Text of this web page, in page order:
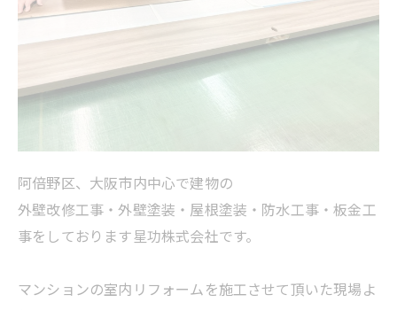
阿倍野区、大阪市内中心で建物の
外壁改修工事・外壁塗装・屋根塗装・防水工事・板金工
事をしております星功株式会社です。
マンションの室内リフォームを施工させて頂いた現場よ